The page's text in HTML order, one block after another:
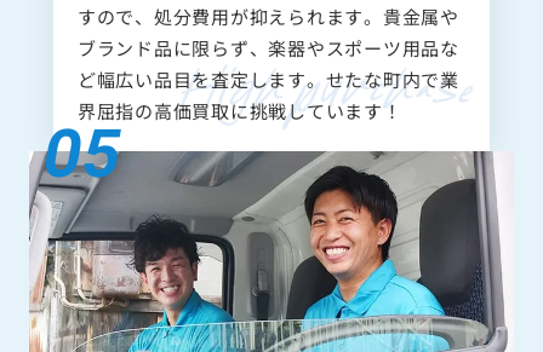
すので、処分費用が抑えられます。貴金属や
ブランド品に限らず、楽器やスポーツ用品な
ど幅広い品目を査定します。せたな町内で業
界屈指の高価買取に挑戦しています！